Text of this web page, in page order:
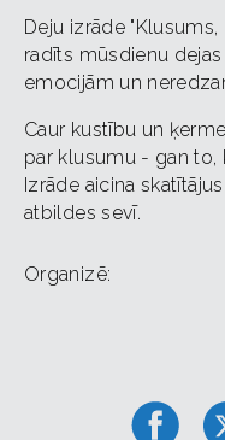
Deju izrāde
radīts mūsdienu
emocijām un
Caur kustību un
par klusumu - gan to,
Izrāde aicina
atbildes sevī.
Organizē: